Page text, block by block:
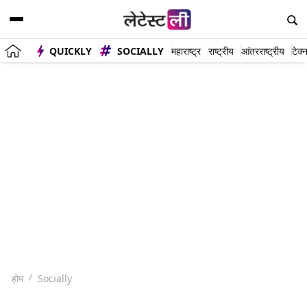
QUICKLY SOCIALLY महाराष्ट्र राष्ट्रीय आंतरराष्ट्रीय
होम Socially